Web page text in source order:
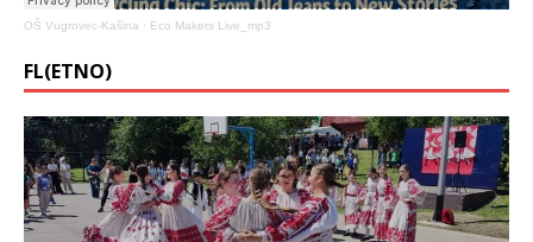
OŠ Vugrovec-Kašina · Eco Makers Live_mp3
FL(ETNO)